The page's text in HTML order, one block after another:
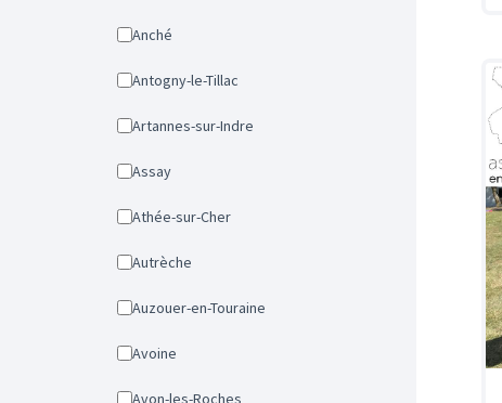
Anché
Antogny-le-Tillac
Artannes-sur-Indre
Assay
Athée-sur-Cher
Autrèche
Auzouer-en-Touraine
Avoine
Avon-les-Roches